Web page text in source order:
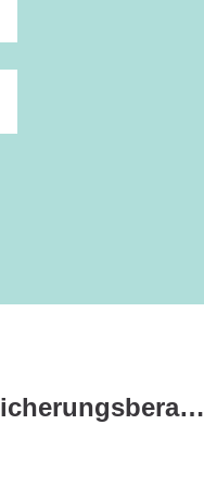
Welche Rolle spielt der Versicherungsberater bei Altverträgen